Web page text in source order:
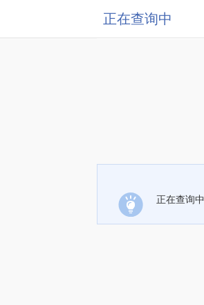
正在查询中
正在查询